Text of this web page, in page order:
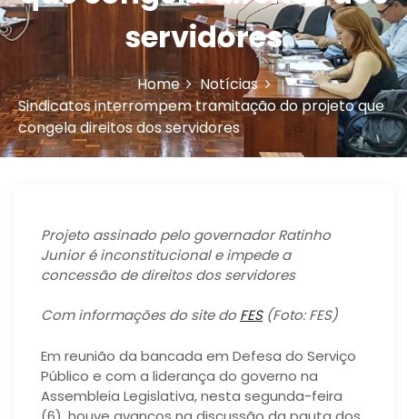
n
servidores
Home
Notícias
Sindicatos interrompem tramitação do projeto que
congela direitos dos servidores
Projeto assinado pelo governador Ratinho
Junior é inconstitucional e impede a
concessão de direitos dos servidores
Com informações do site do FES(Foto: FES)
Em reunião da bancada em Defesa do Serviço
Público e com a liderança do governo na
Assembleia Legislativa, nesta segunda-feira